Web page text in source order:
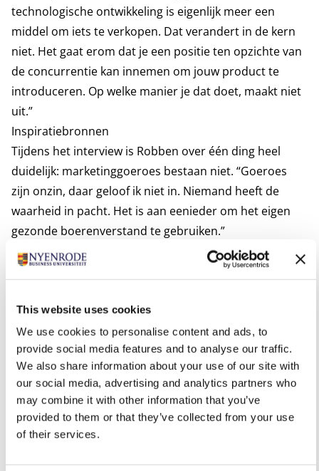
This website uses cookies
We use cookies to personalise content and ads, to
provide social media features and to analyse our traffic.
We also share information about your use of our site with
our social media, advertising and analytics partners who
may combine it with other information that you’ve
provided to them or that they’ve collected from your use
of their services.
technologische ontwikkeling is eigenlijk meer een
middel om iets te verkopen. Dat verandert in de kern
niet. Het gaat erom dat je een positie ten opzichte van
de concurrentie kan innemen om jouw product te
introduceren. Op welke manier je dat doet, maakt niet
uit.”
Inspiratiebronnen
Tijdens het interview is Robben over één ding heel
duidelijk: marketinggoeroes bestaan niet. “Goeroes
zijn onzin, daar geloof ik niet in. Niemand heeft de
waarheid in pacht. Het is aan eenieder om het eigen
gezonde boerenverstand te gebruiken.”
Hij is al jarenlang bevriend met hoogleraar Rudy
Moenaert. Samen hebben zij in de loop der jaren heel
vormt een enorme bron van inspiratie, vertelt Robben,
net als zijn drie zonen. En niet te vergeten de collega’s
en de studenten op Nyenrode. “Ik evalueer eigenlijk
altijd met studenten en collega’s. Eerlijke reacties
maken het onderwijs voor mij dynamisch en kwalitatief
beter. De studenten laten zien wat zij nodig hebben,
zodat zij kunnen excelleren in het bedrijfsleven.”